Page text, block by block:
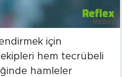
için
ekipleri hem tecrübeli
hamleler